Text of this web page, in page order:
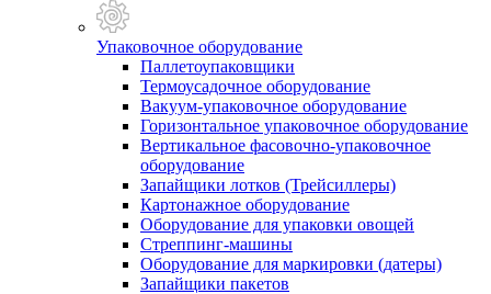
Упаковочное оборудование
Паллетоупаковщики
Термоусадочное оборудование
Вакуум-упаковочное оборудование
Горизонтальное упаковочное оборудование
Вертикальное фасовочно-упаковочное
оборудование
Запайщики лотков (Трейсиллеры)
Картонажное оборудование
Оборудование для упаковки овощей
Стреппинг-машины
Оборудование для маркировки (датеры)
Запайщики пакетов